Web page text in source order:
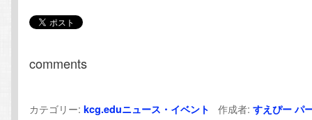
comments
カテゴリー:kcg.eduニュース・イベント 作成者:すえぴー パ